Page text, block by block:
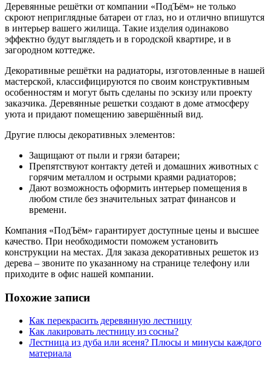
Деревянные решётки от компании «ПодЪём» не только
скроют неприглядные батареи от глаз, но и отлично впишутся
в интерьер вашего жилища. Такие изделия одинаково
эффектно будут выглядеть и в городской квартире, и в
загородном коттедже.
Декоративные решётки на радиаторы, изготовленные в нашей
мастерской, классифицируются по своим конструктивным
особенностям и могут быть сделаны по эскизу или проекту
заказчика. Деревянные решетки создают в доме атмосферу
уюта и придают помещению завершённый вид.
Другие плюсы декоративных элементов:
Защищают от пыли и грязи батареи;
Препятствуют контакту детей и домашних животных с
горячим металлом и острыми краями радиаторов;
Дают возможность оформить интерьер помещения в
любом стиле без значительных затрат финансов и
времени.
Компания «ПодЪём» гарантирует доступные цены и высшее
качество. При необходимости поможем установить
конструкции на местах. Для заказа декоративных решеток из
дерева – звоните по указанному на странице телефону или
приходите в офис нашей компании.
Похожие записи
Как перекрасить деревянную лестницу
Как лакировать лестницу из сосны?
Лестница из дуба или ясеня? Плюсы и минусы каждого
материала